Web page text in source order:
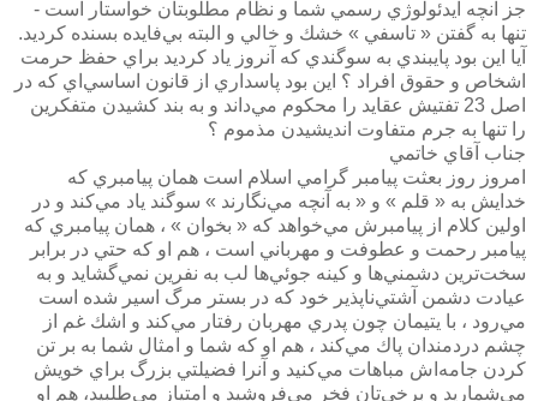
جز آنچه ايدئولوژي رسمي شما و نظام مطلوبتان خواستار است -
تنها به گفتن « تاسفي » خشك و خالي و البته بي‌فايده بسنده كرديد.
آيا اين بود پايبندي به سوگندي كه آنروز ياد كرديد براي حفظ حرمت
اشخاص و حقوق افراد ؟ اين بود پاسداري از قانون اساسي‌اي كه در
اصل 23 تفتيش عقايد را محكوم مي‌داند و به بند كشيدن متفكرين
را تنها به جرم متفاوت انديشيدن مذموم ؟
جناب آقاي خاتمي
امروز روز بعثت پيامبر گرامي اسلام است همان پيامبري كه
خدايش به « قلم » و « به آنچه مي‌نگارند » سوگند ياد مي‌كند و در
اولين كلام از پيامبرش مي‌خواهد كه « بخوان » ، همان پيامبري كه
پيامبر رحمت و عطوفت و مهرباني است ،‌ هم او كه حتي در برابر
سخت‌ترين دشمني‌ها و كينه جوئي‌ها لب به نفرين نمي‌گشايد و به
عيادت دشمن آشتي‌ناپذير خود كه در بستر مرگ اسير شده است
مي‌رود ، با يتيمان چون پدري مهربان رفتار مي‌كند و اشك غم از
چشم دردمندان پاك مي‌كند ، هم او كه شما و امثال شما به بر تن
كردن جامه‌اش مباهات مي‌كنيد و آنرا فضيلتي بزرگ براي خويش
مي‌شماريد و برخي‌تان فخر مي‌فروشيد و امتياز مي‌طلبيد، هم او